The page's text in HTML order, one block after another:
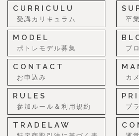
CURRICULU
受講カリキュラム 卒
MODEL
ポトレモデル募集 ブ
CONTACT
お申込み カ
RULES
参加ルール＆利用規約 プ
TRADELAW